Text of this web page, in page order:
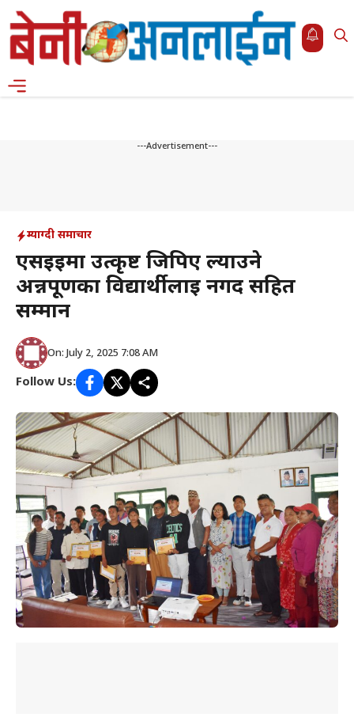
Skip
to
content
---Advertisement---
म्याग्दी समाचार
एसइईमा उत्कृष्ट जिपिए ल्याउने
अन्नपूर्णका विद्यार्थीलाई नगद सहित
सम्मान
On: July 2, 2025 7:08 AM
Follow Us: